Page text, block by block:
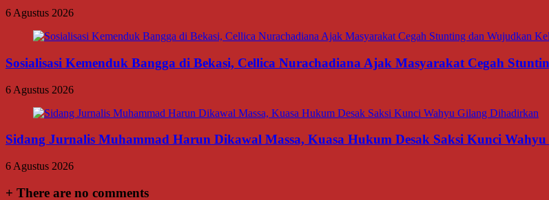
6 Agustus 2026
Sosialisasi Kemenduk Bangga di Bekasi, Cellica Nurachadiana Ajak Masyarakat Cegah
6 Agustus 2026
Sidang Jurnalis Muhammad Harun Dikawal Massa, Kuasa Hukum Desak Saksi Kunci
6 Agustus 2026
+ There are no comments